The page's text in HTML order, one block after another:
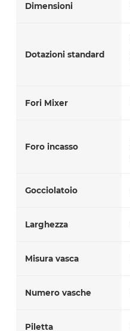
Dimensioni
Dotazioni standard
Fori Mixer
Foro incasso
Gocciolatoio
Larghezza
Misura vasca
Numero vasche
Piletta